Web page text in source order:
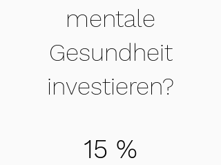
mentale
Gesundheit
investieren?
15 %